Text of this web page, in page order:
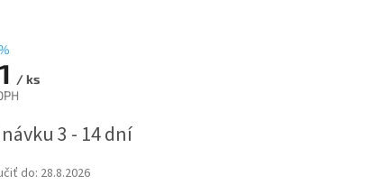
/ ks
3 - 14 dní
do: 28.8.2026